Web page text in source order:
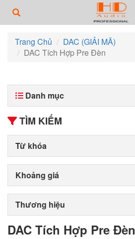
Trang Chủ
DAC (GIẢI MÃ)
DAC Tích Hợp Pre Đèn
Danh mục
TÌM KIẾM
Từ khóa
Khoảng giá
Thương hiệu
DAC Tích Hợp Pre Đèn